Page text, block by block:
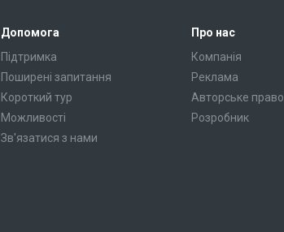
Допомога
Підтримка
Поширені запитання
Короткий тур
Можливості
Зв'язатися з нами
Про нас
Компанія
Реклама
Авторське право
Розробник